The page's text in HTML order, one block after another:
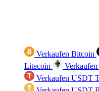
Verkaufen Bitcoin
Litecoin
Verkaufen USDT